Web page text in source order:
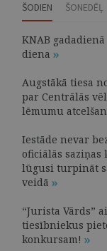
ŠODIEN ŠONEDĒĻ
KNAB
diena
Augstākā tiesa
par Centrālās
lēmumu
Iestāde nevar
oficiālās saziņas
lūgusi turpināt
veidā
“Jurista Vārds”
tiesībniekus
konkursam!